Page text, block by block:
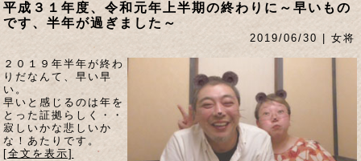
平成３１年度、令和元年上半期の終わりに～早いもの
です、半年が過ぎました～
2019/06/30 | 女将
２０１９年半年が終わ
りだなんて、早い早
い。
早いと感じるのは年を
とった証拠らしく・・
寂しいかな悲しいか
な！あたりです。
[全文を表示]